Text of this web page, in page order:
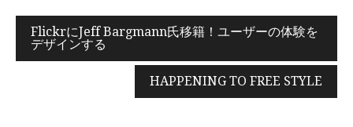
投
稿
FlickrにJeff Bargmann氏移籍！ユーザーの体験を
デザインする
HAPPENING TO FREE STYLE